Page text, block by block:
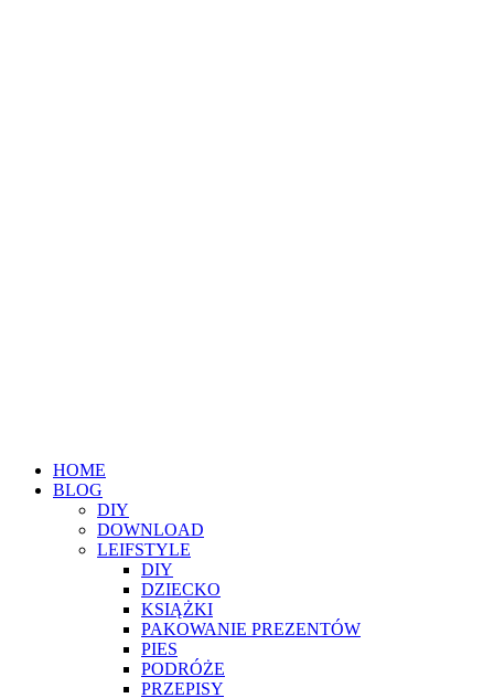
HOME
BLOG
DIY
DOWNLOAD
LEIFSTYLE
DIY
DZIECKO
KSIĄŻKI
PAKOWANIE PREZENTÓW
PIES
PODRÓŻE
PRZEPISY